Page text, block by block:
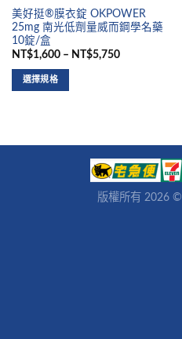
美好挺®膜衣錠 OKPOWER
25mg 南光低劑量威而鋼學名藥
10錠/盒
NT$1,600 – NT$5,750
選擇規格
版權所有 2026 ©